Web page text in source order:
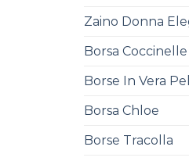
Zaino Donna
Borsa
Borse In Vera
Borsa Chloe
Borse Tracolla